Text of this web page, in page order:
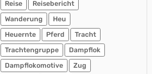
Reise
Reisebericht
Wanderung
Heu
Heuernte
Pferd
Tracht
Trachtengruppe
Dampflok
Dampflokomotive
Zug